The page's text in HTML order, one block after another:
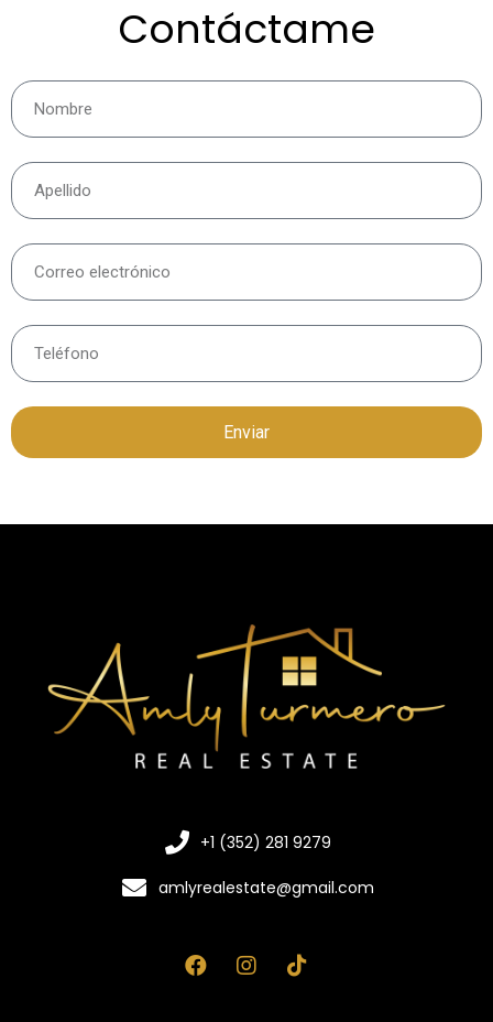
Contáctame
Enviar
+1 (352) 281 9279
amlyrealestate@gmail.com